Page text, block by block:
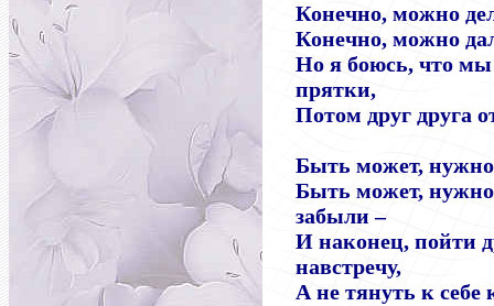
Конечно, можно
Конечно, можно
Но я боюсь, что мы
прятки,
Потом друг друга
Быть может, нужно
Быть может,
забыли –
И наконец, пойти
навстречу,
А не тянуть к себе